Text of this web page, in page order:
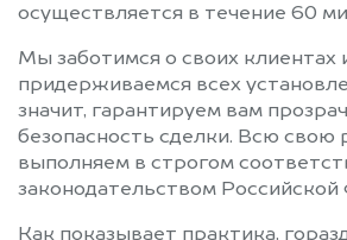
осуществляется в течение 60
Мы заботимся о своих клиентах
придерживаемся всех
значит, гарантируем вам
безопасность сделки. Всю свою
выполняем в строгом
законодательством
Как показывает практика,